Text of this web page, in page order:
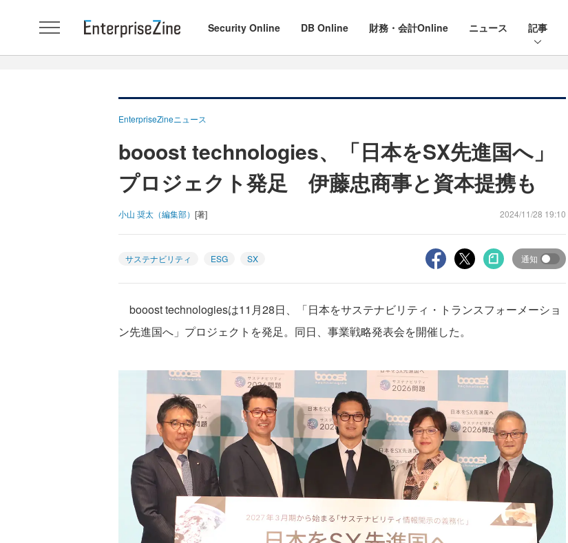
Security Online DB Online 財務・会計Online ニュース 記事
EnterpriseZineニュース
booost technologies、「日本をSX先進国へ」
プロジェクト発足 伊藤忠商事と資本提携も
小山 奨太（編集部） [著] 2024/11/28 19:10
サステナビリティ ESG SX 通知
booost technologiesは11月28日、「日本をサステナビリティ・トランスフォーメーショ
ン先進国へ」プロジェクトを発足。同日、事業戦略発表会を開催した。